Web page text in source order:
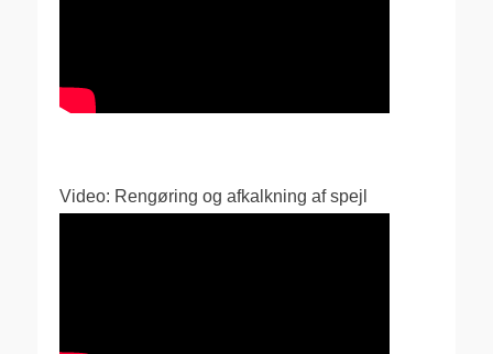
Video: Rengøring og afkalkning af spejl